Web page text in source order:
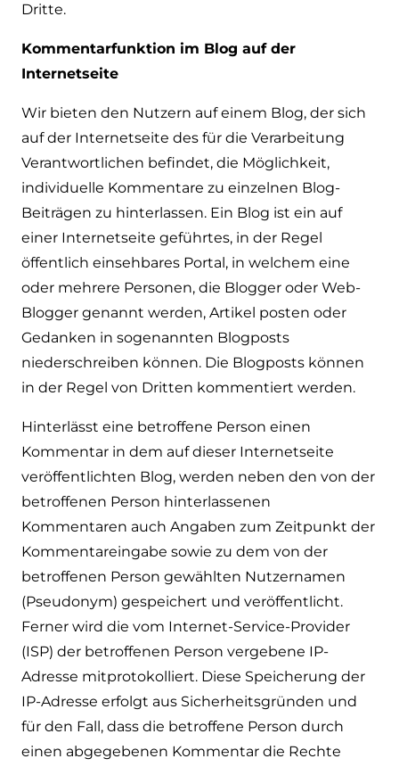
Dritte.
Kommentarfunktion im Blog auf der
Internetseite
Wir bieten den Nutzern auf einem Blog, der sich
auf der Internetseite des für die Verarbeitung
Verantwortlichen befindet, die Möglichkeit,
individuelle Kommentare zu einzelnen Blog-
Beiträgen zu hinterlassen. Ein Blog ist ein auf
einer Internetseite geführtes, in der Regel
öffentlich einsehbares Portal, in welchem eine
oder mehrere Personen, die Blogger oder Web-
Blogger genannt werden, Artikel posten oder
Gedanken in sogenannten Blogposts
niederschreiben können. Die Blogposts können
in der Regel von Dritten kommentiert werden.
Hinterlässt eine betroffene Person einen
Kommentar in dem auf dieser Internetseite
veröffentlichten Blog, werden neben den von der
betroffenen Person hinterlassenen
Kommentaren auch Angaben zum Zeitpunkt der
Kommentareingabe sowie zu dem von der
betroffenen Person gewählten Nutzernamen
(Pseudonym) gespeichert und veröffentlicht.
Ferner wird die vom Internet-Service-Provider
(ISP) der betroffenen Person vergebene IP-
Adresse mitprotokolliert. Diese Speicherung der
IP-Adresse erfolgt aus Sicherheitsgründen und
für den Fall, dass die betroffene Person durch
einen abgegebenen Kommentar die Rechte